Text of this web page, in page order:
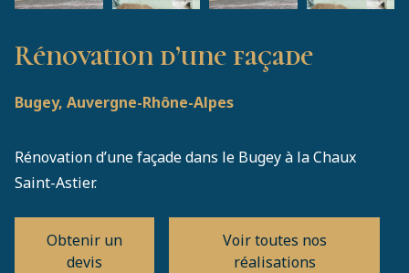
Rénovation d’une façade
Bugey, Auvergne-Rhône-Alpes
Rénovation d’une façade dans le Bugey à la Chaux
Saint-Astier.
Obtenir un
devis
Voir toutes nos
réalisations